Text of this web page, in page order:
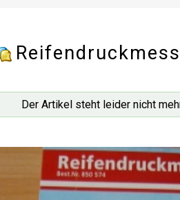
Der Artikel steht leider nicht